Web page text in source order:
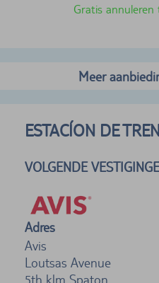
Gratis
Meer
ESTACÍON DE
VOLGENDE
Adres
Avis
Loutsas Avenue
5th klm Spaton